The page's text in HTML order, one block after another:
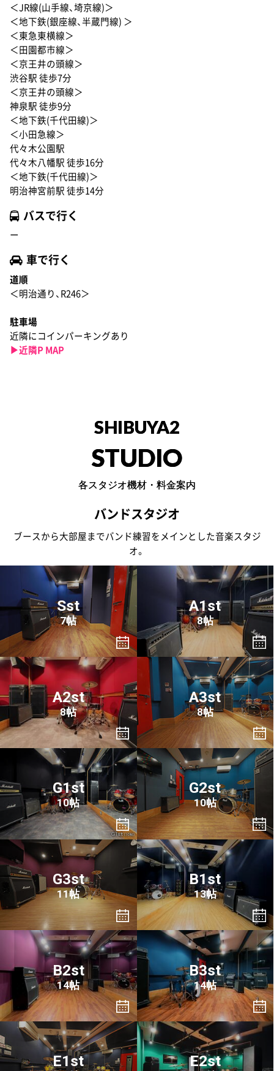
＜JR線(山手線、埼京線)＞
＜地下鉄(銀座線、半蔵門線) ＞
＜東急東横線＞
＜田園都市線＞
＜京王井の頭線＞
渋谷駅 徒歩7分
＜京王井の頭線＞
神泉駅 徒歩9分
＜地下鉄(千代田線)＞
＜小田急線＞
代々木公園駅
代々木八幡駅 徒歩16分
＜地下鉄(千代田線)＞
明治神宮前駅 徒歩14分
バスで行く
ー
車で行く
道順
＜明治通り、R246＞
駐車場
近隣にコインパーキングあり
▶︎近隣P MAP
SHIBUYA2
STUDIO
各スタジオ機材・料金案内
バンドスタジオ
ブースから大部屋までバンド練習をメインとした音楽スタジ
オ。
Sst
7帖
A1st
8帖
A2st
8帖
A3st
8帖
G1st
10帖
G2st
10帖
G3st
11帖
B1st
13帖
B2st
14帖
B3st
14帖
E1st E2st